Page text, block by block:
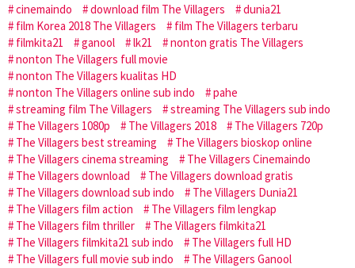
cinemaindo
download film The Villagers
dunia21
film Korea 2018 The Villagers
film The Villagers terbaru
filmkita21
ganool lk21
nonton gratis The Villagers
nonton The Villagers full movie
nonton The Villagers kualitas HD
nonton The Villagers online sub indo
pahe
streaming film The Villagers
streaming The Villagers sub indo
The Villagers 1080p
The Villagers 2018
The Villagers 720p
The Villagers best streaming
The Villagers bioskop online
The Villagers cinema streaming
The Villagers Cinemaindo
The Villagers download
The Villagers download gratis
The Villagers download sub indo
The Villagers Dunia21
The Villagers film action
The Villagers film lengkap
The Villagers film thriller
The Villagers filmkita21
The Villagers filmkita21 sub indo
The Villagers full HD
The Villagers full movie sub indo
The Villagers Ganool